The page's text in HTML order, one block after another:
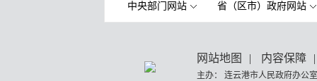
中央部门网站 省（区市）政府网站
网站地图 | 内容保障 |
主办： 连云港市人民政府办